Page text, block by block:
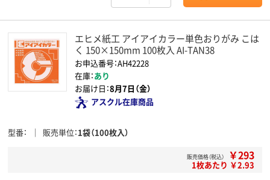
エヒメ紙工 アイアイカラー単色おりがみ こは
く 150×150mm 100枚入 AI-TAN38
お申込番号：AH42228
在庫：あり
お届け日：8月7日（金）
アスクル在庫商品
型番 販売単位 1袋（100枚入）
販売価格（税込） ￥293
1枚あたり ￥2.93